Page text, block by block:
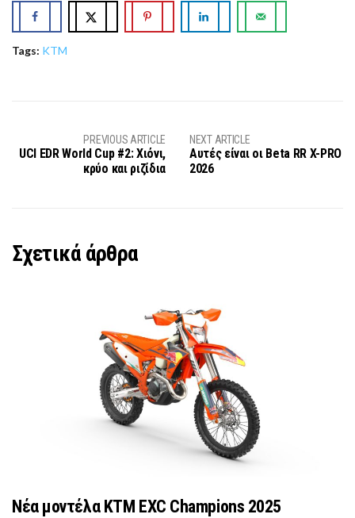
Tags: KTM
PREVIOUS ARTICLE
UCI EDR World Cup #2: Χιόνι,
κρύο και ριζίδια
NEXT ARTICLE
Αυτές είναι οι Beta RR X-PRO
2026
Σχετικά άρθρα
Νέα μοντέλα ΚΤΜ EXC Champions 2025